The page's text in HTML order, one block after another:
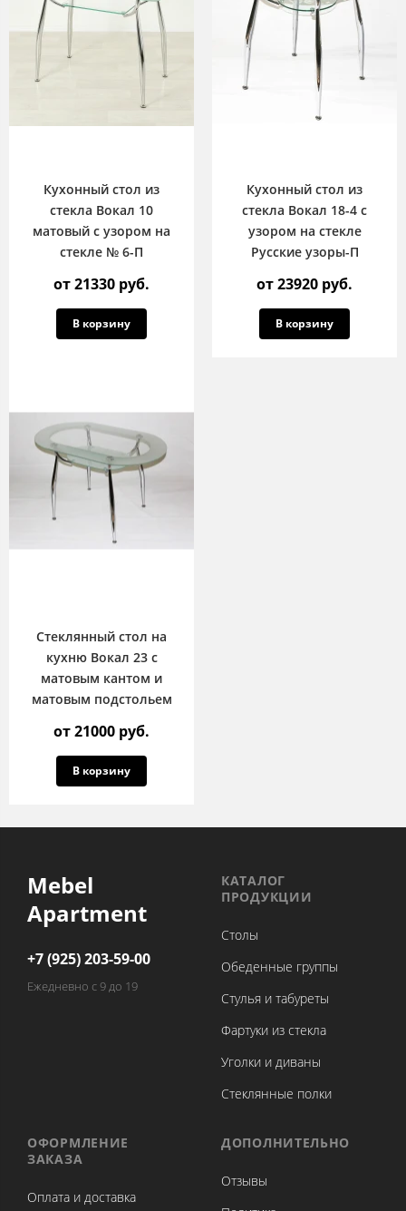
Кухонный стол из
стекла Вокал 10
матовый с узором на
стекле № 6-П
от 21330 руб.
В корзину
Кухонный стол из
стекла Вокал 18-4 с
узором на стекле
Русские узоры-П
от 23920 руб.
В корзину
Стеклянный стол на
кухню Вокал 23 с
матовым кантом и
матовым подстольем
от 21000 руб.
В корзину
Mebel
Apartment
+7 (925) 203-59-00
Ежедневно с 9 до 19
КАТАЛОГ
ПРОДУКЦИИ
Столы
Обеденные группы
Стулья и табуреты
Фартуки из стекла
Уголки и диваны
Стеклянные полки
ОФОРМЛЕНИЕ
ЗАКАЗА
Оплата и доставка
ДОПОЛНИТЕЛЬНО
Отзывы